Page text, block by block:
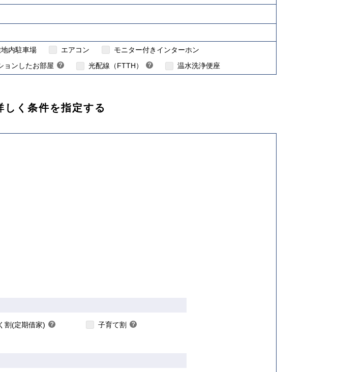
内駐車場 エアコン
モニター付きインターホン
ョンしたお部屋 ？
こちら
光配線（FTTH） ？
ヒ
賃貸住宅のインターネット対応について
温水洗浄便座
しく条件を指定する
割(定期借家) ？ 子育て割 ？